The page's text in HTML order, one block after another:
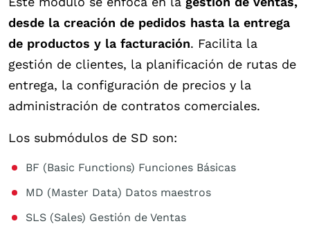
desde la creación de pedidos hasta la entrega
de productos y la facturación. Facilita la
gestión de clientes, la planificación de rutas de
entrega, la configuración de precios y la
administración de contratos comerciales.
Los submódulos de SD son:
BF (Basic Functions) Funciones Básicas
MD (Master Data) Datos maestros
SLS (Sales) Gestión de Ventas